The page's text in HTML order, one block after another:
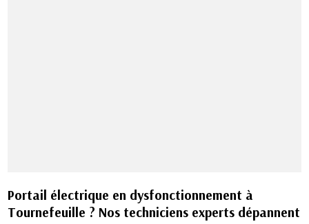
Portail électrique en dysfonctionnement à
Tournefeuille ? Nos techniciens experts dépannent